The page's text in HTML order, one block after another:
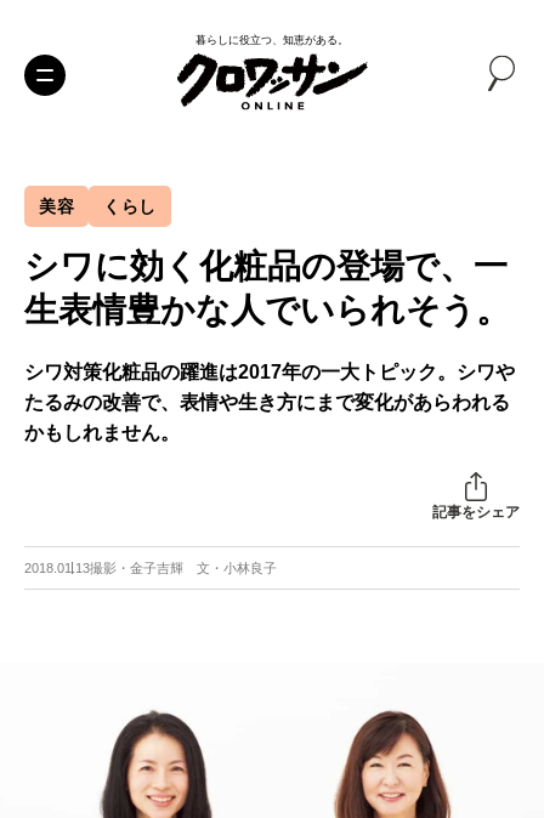
暮らしに役立つ、知恵がある。
美容 くらし
シワに効く化粧品の登場で、一
生表情豊かな人でいられそう。
シワ対策化粧品の躍進は2017年の一大トピック。シワや
たるみの改善で、表情や生き方にまで変化があらわれる
かもしれません。
記事をシェア
2018.01.13撮影・金子吉輝 文・小林良子